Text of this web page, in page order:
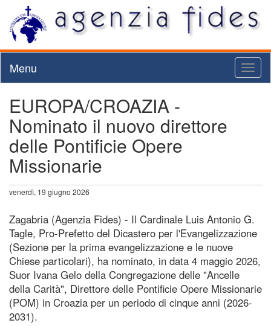
Menu
EUROPA/CROAZIA -
Nominato il nuovo direttore
delle Pontificie Opere
Missionarie
venerdì, 19 giugno 2026
Zagabria (Agenzia Fides) - Il Cardinale Luis Antonio G.
Tagle, Pro-Prefetto del Dicastero per l'Evangelizzazione
(Sezione per la prima evangelizzazione e le nuove
Chiese particolari), ha nominato, in data 4 maggio 2026,
Suor Ivana Gelo della Congregazione delle "Ancelle
della Carità", Direttore delle Pontificie Opere Missionarie
(POM) in Croazia per un periodo di cinque anni (2026-
2031).